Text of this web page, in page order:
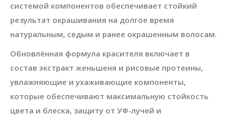
системой компонентов обеспечивает стойкий
результат окрашивания на долгое время
натуральным, седым и ранее окрашенным волосам.
Обновлённая формула красителя включает в
состав экстракт женьшеня и рисовые протеины,
увлажняющие и ухаживающие компоненты,
которые обеспечивают максимальную стойкость
цвета и блеска, защиту от УФ-лучей и